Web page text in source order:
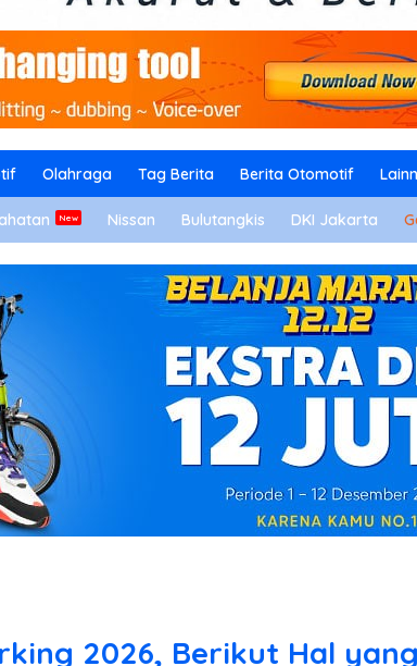
Olahraga Tag Berita Berita Otomotif
Nissan Bulutangkis DKI Jakarta
2026, Berikut Hal yang